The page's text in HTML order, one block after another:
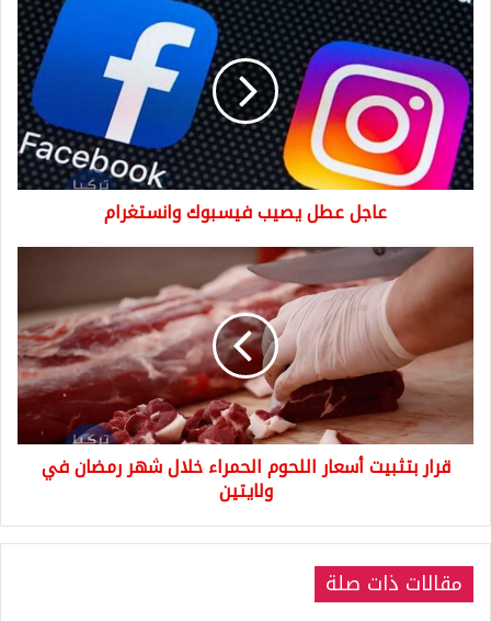
عطل
يصيب
فيسبوك
وانستغرام
عاجل عطل يصيب فيسبوك وانستغرام
قرار
بتثبيت
الحمراء
شهر
رمضان
في
ولايتين
قرار بتثبيت أسعار اللحوم الحمراء خلال شهر رمضان في
ولايتين
مقالات ذات صلة